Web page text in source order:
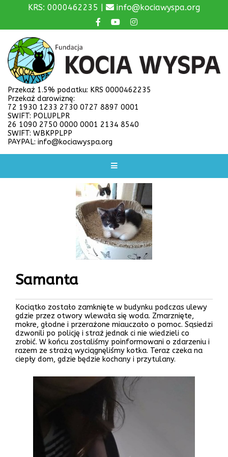
KRS: 0000462235 | info@kociawyspa.org
Przekaż 1.5% podatku: KRS 0000462235
Przekaż darowiznę:
72 1930 1233 2730 0727 8897 0001
SWIFT: POLUPLPR
26 1090 2750 0000 0001 2134 8540
SWIFT: WBKPPLPP
PAYPAL: info@kociawyspa.org
Samanta
Kociątko zostało zamknięte w budynku podczas ulewy
gdzie przez otwory wlewała się woda. Zmarznięte,
mokre, głodne i przerażone miauczało o pomoc. Sąsiedzi
dzwonili po policję i straż jednak ci nie wiedzieli co
zrobić. W końcu zostaliśmy poinformowani o zdarzeniu i
razem ze strażą wyciągnęliśmy kotka. Teraz czeka na
ciepły dom, gdzie będzie kochany i przytulany.